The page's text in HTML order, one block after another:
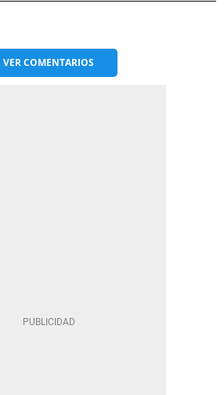
VERCOMENTARIOS